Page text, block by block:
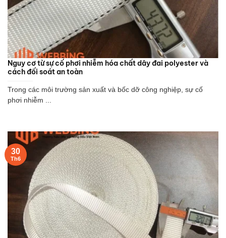
Nguy cơ từ sự cố phơi nhiễm hóa chất dây đai polyester và
cách đối soát an toàn
Trong các môi trường sản xuất và bốc dỡ công nghiệp, sự cố
phơi nhiễm ...
30
Th6